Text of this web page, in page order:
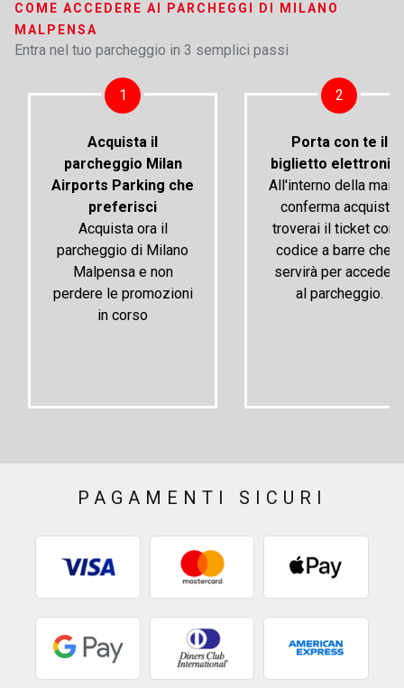
COME ACCEDERE AI PARCHEGGI DI MILANO
MALPENSA
Entra nel tuo parcheggio in 3 semplici passi
1
Acquista il
parcheggio Milan
Airports Parking che
preferisci
Acquista ora il
parcheggio di Milano
Malpensa e non
perdere le promozioni
in corso
2
Porta con te il
biglietto
All'interno della mail
conferma acquisto
troverai il ticket con
codice a barre che ti
servirà per accedere
al parcheggio.
PAGAMENTI SICURI